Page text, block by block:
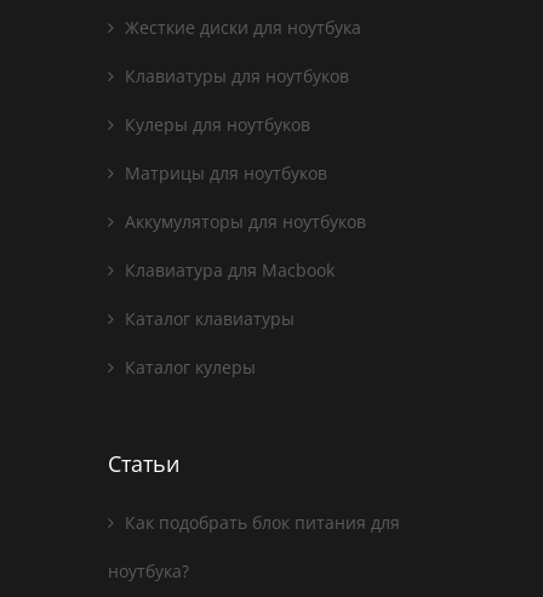
Жесткие диски для ноутбука
Клавиатуры для ноутбуков
Кулеры для ноутбуков
Матрицы для ноутбуков
Аккумуляторы для ноутбуков
Клавиатура для Macbook
Каталог клавиатуры
Каталог кулеры
Статьи
Как подобрать блок питания для
ноутбука?